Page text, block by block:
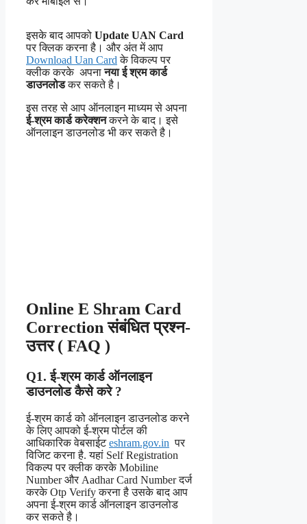
इसके बाद आपको Update UAN Card
पर क्लिक करना है। और अंत में आप
Download Uan Card के विकल्प पर
क्लीक करके अपनानया ई श्रम कार्ड
डाउनलोडकर सकते है।
इस तरह से आप ऑनलाइन माध्यम से अपना
ई-श्रम कार्ड करेक्शनकरने के बाद। इसे
ऑनलाइन डाउनलोड भी कर सकते है।
Online E Shram Card
Correction संबंधित प्रश्न-
उत्तर ( FAQ )
Q1. ई-श्रम कार्ड ऑनलाइन
डाउनलोड कैसे करे ?
ई-श्रम कार्ड को ऑनलाइन डाउनलोड करने
के लिए आपको ई-श्रम पोर्टल की
आधिकारिक वेबसाईटeshram.gov.in पर
विजिट करना है. यहां Self Registration
विकल्प पर क्लीक करके Mobiline
Number और Aadhar Card Number दर्ज
करके Otp Verify करना है उसके बाद आप
अपना ई-श्रम कार्ड ऑनलाइन डाउनलोड
कर सकते है।